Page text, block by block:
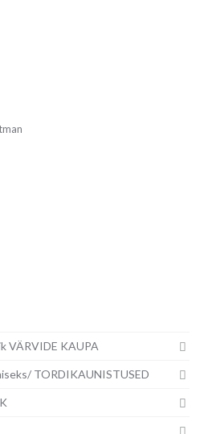
VÄRVIDE KAUPA
TORDIKAUNISTUSED